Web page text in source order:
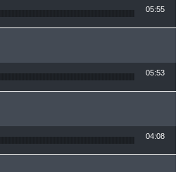
05:55
05:53
04:08